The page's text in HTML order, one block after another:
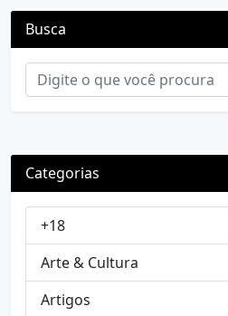
Busca
Categorias
+18
Arte & Cultura
Artigos